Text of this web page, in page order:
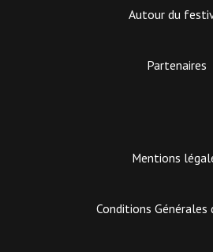
Autour du
Partenaires
Mentions
Conditions Générales